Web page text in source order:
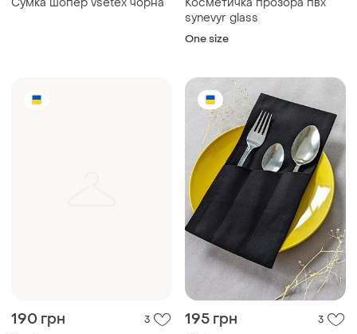
synevyr glass
One size
190 грн 3 195 грн 3